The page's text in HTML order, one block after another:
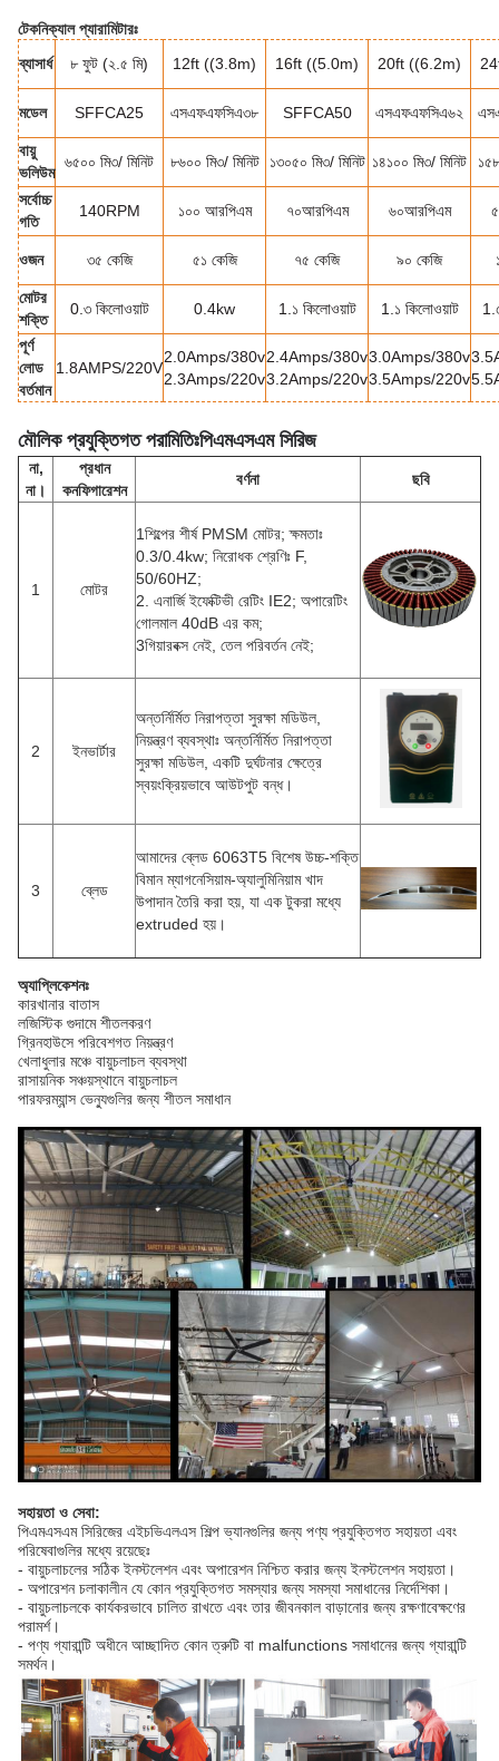
টেকনিক্যাল প্যারামিটারঃ
ব্যাসার্ধ
৮ ফুট (২.৫ মি) 12ft ((3.8m) 16ft ((5.0m) 20ft ((6.2m)
মডেল SFFCA25 এসএফএফসিএ৩৮ SFFCA50 এসএফএফসিএ৬২
বায়ু
ভলিউম
৬৫০০ মি৩/ মিনিট ৮৬০০ মি৩/ মিনিট ১৩০৫০ মি৩/ মিনিট ১৪১০০ মি৩/ মিনিট
সর্বোচ্চ
গতি
140RPM ১০০ আরপিএম ৭০আরপিএম ৬০আরপিএম
ওজন ৩৫ কেজি ৫১ কেজি ৭৫ কেজি ৯০ কেজি
মোটর
শক্তি
0.৩ কিলোওয়াট 0.4kw 1.১ কিলোওয়াট 1.১ কিলোওয়াট
পূর্ণ
লোড
বর্তমান
1.8AMPS/220V
2.0Amps/380v
2.3Amps/220v
2.4Amps/380v
3.2Amps/220v
3.0Amps/380v
3.5Amps/220v
মৌলিক প্রযুক্তিগত পরামিতিঃপিএমএসএম সিরিজ
না,
না।
প্রধান
কনফিগারেশন
বর্ণনা ছবি
1 মোটর
1শিল্পের শীর্ষ PMSM মোটর; ক্ষমতাঃ
0.3/0.4kw; নিরোধক শ্রেণিঃ F,
50/60HZ;
2. এনার্জি ইফেক্টিভী রেটিং IE2; অপারেটিং
গোলমাল 40dB এর কম;
3গিয়ারবক্স নেই, তেল পরিবর্তন নেই;
2 ইনভার্টার
অন্তর্নির্মিত নিরাপত্তা সুরক্ষা মডিউল,
নিয়ন্ত্রণ ব্যবস্থাঃ অন্তর্নির্মিত নিরাপত্তা
সুরক্ষা মডিউল, একটি দুর্ঘটনার ক্ষেত্রে
স্বয়ংক্রিয়ভাবে আউটপুট বন্ধ।
3 ব্লেড
আমাদের ব্লেড 6063T5 বিশেষ উচ্চ-শক্তি
বিমান ম্যাগনেসিয়াম-অ্যালুমিনিয়াম খাদ
উপাদান তৈরি করা হয়, যা এক টুকরা মধ্যে
extruded হয়।
অ্যাপ্লিকেশনঃ
কারখানার বাতাস
লজিস্টিক গুদামে শীতলকরণ
গ্রিনহাউসে পরিবেশগত নিয়ন্ত্রণ
খেলাধুলার মঞ্চে বায়ুচলাচল ব্যবস্থা
রাসায়নিক সঞ্চয়স্থানে বায়ুচলাচল
পারফরম্যান্স ভেন্যুগুলির জন্য শীতল সমাধান
সহায়তা ও সেবা:
পিএমএসএম সিরিজের এইচভিএলএস শিল্প ভ্যানগুলির জন্য পণ্য প্রযুক্তিগত সহায়তা এবং
পরিষেবাগুলির মধ্যে রয়েছেঃ
- বায়ুচলাচলের সঠিক ইনস্টলেশন এবং অপারেশন নিশ্চিত করার জন্য ইনস্টলেশন সহায়তা।
- অপারেশন চলাকালীন যে কোন প্রযুক্তিগত সমস্যার জন্য সমস্যা সমাধানের নির্দেশিকা।
- বায়ুচলাচলকে কার্যকরভাবে চালিত রাখতে এবং তার জীবনকাল বাড়ানোর জন্য রক্ষণাবেক্ষণের
পরামর্শ।
- পণ্য গ্যারান্টি অধীনে আচ্ছাদিত কোন ত্রুটি বা malfunctions সমাধানের জন্য গ্যারান্টি
সমর্থন।